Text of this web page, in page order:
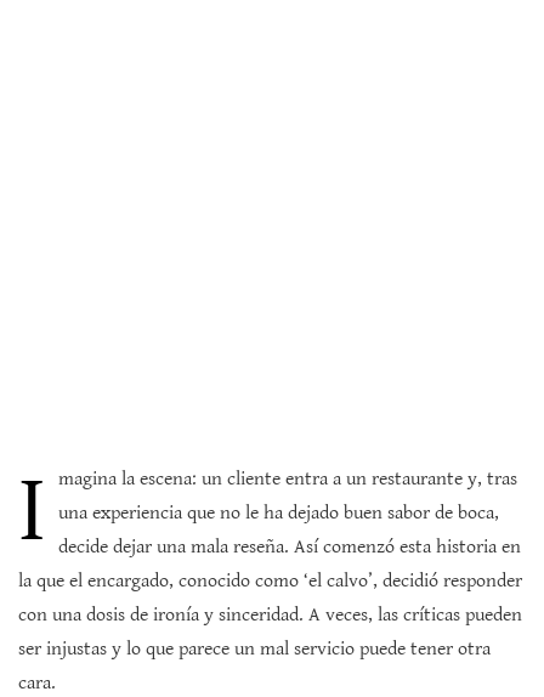
I
magina la escena: un cliente entra a un restaurante y, tras
una experiencia que no le ha dejado buen sabor de boca,
decide dejar una mala reseña. Así comenzó esta historia en
la que el encargado, conocido como ‘el calvo’, decidió responder
con una dosis de ironía y sinceridad. A veces, las críticas pueden
ser injustas y lo que parece un mal servicio puede tener otra
cara.